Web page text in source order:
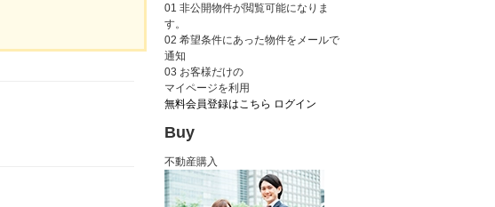
01 非公開物件が閲覧可能になりま
す。
02 希望条件にあった物件をメールで
通知
03 お客様だけの
マイページを利用
無料会員登録はこちら ログイン
Buy
不動産購入